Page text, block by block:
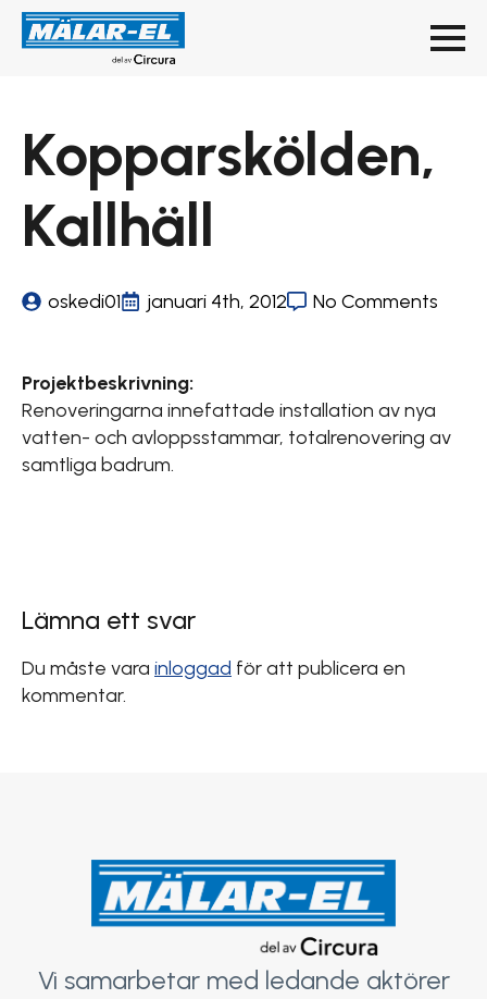
Kopparskölden,
Kallhäll
oskedi01 januari 4th, 2012 No Comments
Projektbeskrivning:
Renoveringarna innefattade installation av nya
vatten- och avloppsstammar, totalrenovering av
samtliga badrum.
Lämna ett svar
Du måste vara inloggad för att publicera en
kommentar.
Vi samarbetar med ledande aktörer